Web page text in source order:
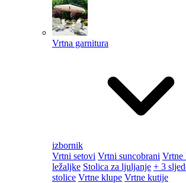
Vrtna garnitura
izbornik
Vrtni setovi Vrtni suncobrani Vrtne
ležaljke Stolica za ljuljanje + 3
stolice Vrtne klupe Vrtne kutije